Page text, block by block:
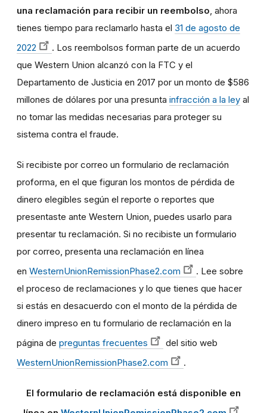
una reclamación para recibir un reembolso, ahora
tienes tiempo para reclamarlo hasta el 31 de agosto de
2022
. Los reembolsos forman parte de un acuerdo
que Western Union alcanzó con la FTC y el
Departamento de Justicia en 2017 por un monto de $586
millones de dólares por una presunta infracción a la ley al
no tomar las medidas necesarias para proteger su
sistema contra el fraude.
Si recibiste por correo un formulario de reclamación
proforma, en el que figuran los montos de pérdida de
dinero elegibles según el reporte o reportes que
presentaste ante Western Union, puedes usarlo para
presentar tu reclamación. Si no recibiste un formulario
por correo, presenta una reclamación en línea
en WesternUnionRemissionPhase2.com
. Lee sobre
el proceso de reclamaciones y lo que tienes que hacer
si estás en desacuerdo con el monto de la pérdida de
dinero impreso en tu formulario de reclamación en la
página de preguntas frecuentes
del sitio web
WesternUnionRemissionPhase2.com
.
El formulario de reclamación está disponible en